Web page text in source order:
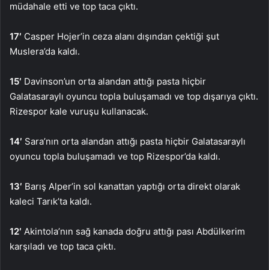
müdahale etti ve top taca çıktı.
17′ Casper Hojer’in ceza alanı dışından çektiği şut
Muslera’da kaldı.
15′ Davinson’un orta alandan attığı pasta hiçbir
Galatasaraylı oyuncu topla buluşamadı ve top dışarıya çıktı.
Rizespor kale vuruşu kullanacak.
14′ Sara’nın orta alandan attığı pasta hiçbir Galatasaraylı
oyuncu topla buluşamadı ve top Rizespor’da kaldı.
13′ Barış Alper’in sol kanattan yaptığı orta direkt olarak
kaleci Tarık’ta kaldı.
12′ Akintola’nın sağ kanada doğru attığı pası Abdülkerim
karşıladı ve top taca çıktı.